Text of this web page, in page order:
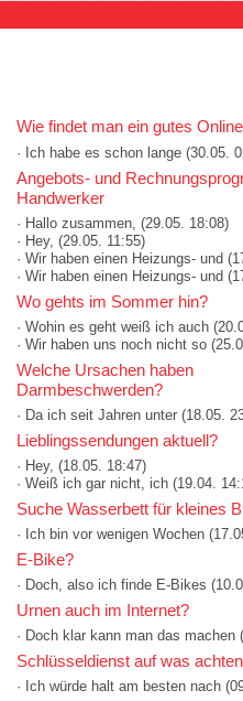
Wie findet man ein gutes
· Ich habe es schon lange (30.05.
Angebots- und
Handwerker
· Hallo zusammen, (29.05. 18:08)
· Hey, (29.05. 11:55)
· Wir haben einen Heizungs- und
· Wir haben einen Heizungs- und
Wo gehts im Sommer hin?
· Wohin es geht weiß ich auch
· Wir haben uns noch nicht so
Welche Ursachen haben
Darmbeschwerden?
· Da ich seit Jahren unter (18.05.
Lieblingssendungen aktuell?
· Hey, (18.05. 18:47)
· Weiß ich gar nicht, ich (19.04.
Suche Wasserbett für kleines
· Ich bin vor wenigen Wochen
E-Bike?
· Doch, also ich finde E-Bikes
Urnen auch im Internet?
· Doch klar kann man das machen
Schlüsseldienst auf was
· Ich würde halt am besten nach
Haupt-Reiter
(aktiver Reiter)
Auswahlmöglichkeiten